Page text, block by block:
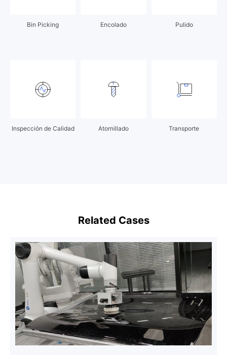
Bin Picking Encolado Pulido
Inspección de Calidad Atornillado Transporte
Related Cases